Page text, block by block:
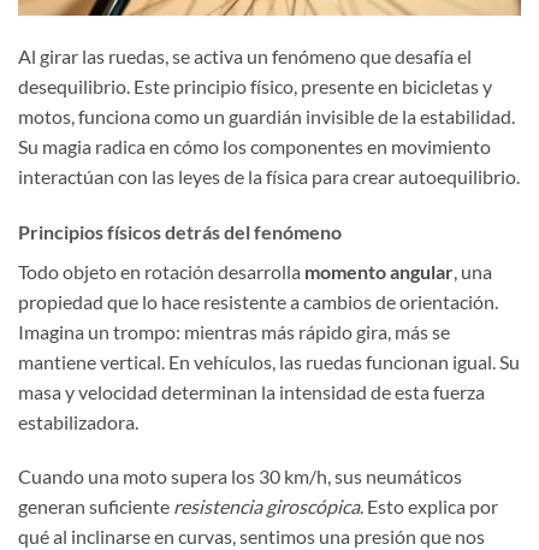
Al girar las ruedas, se activa un fenómeno que desafía el
desequilibrio. Este principio físico, presente en bicicletas y
motos, funciona como un guardián invisible de la estabilidad.
Su magia radica en cómo los componentes en movimiento
interactúan con las leyes de la física para crear autoequilibrio.
Principios físicos detrás del fenómeno
Todo objeto en rotación desarrolla momento angular , una
propiedad que lo hace resistente a cambios de orientación.
Imagina un trompo: mientras más rápido gira, más se
mantiene vertical. En vehículos, las ruedas funcionan igual. Su
masa y velocidad determinan la intensidad de esta fuerza
estabilizadora.
Cuando una moto supera los 30 km/h, sus neumáticos
generan suficiente resistencia giroscópica. Esto explica por
qué al inclinarse en curvas, sentimos una presión que nos